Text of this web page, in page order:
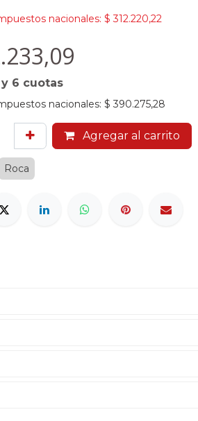
nacionales: $312.220,22
6 cuotas
nacionales: $ 390.275,28
Agregar al carrito
Roca